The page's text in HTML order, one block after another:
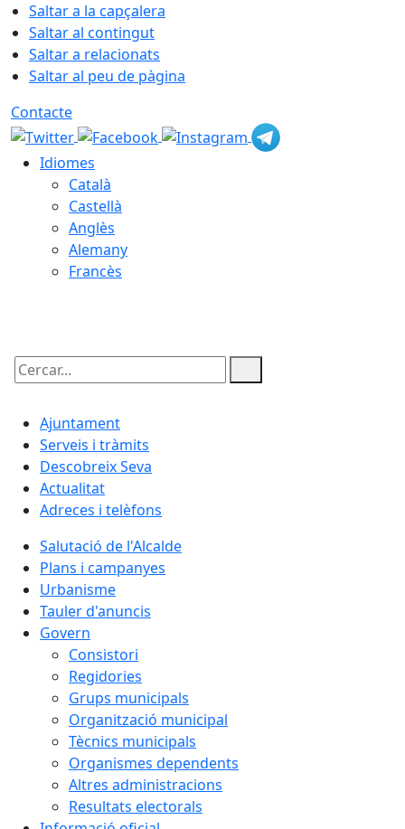
Saltar a la capçalera
Saltar al contingut
Saltar a relacionats
Saltar al peu de pàgina
Contacte
Idiomes
Català
Castellà
Anglès
Alemany
Francès
Cercar:
Ajuntament
Serveis i tràmits
Descobreix Seva
Actualitat
Adreces i telèfons
Salutació de l'Alcalde
Plans i campanyes
Urbanisme
Tauler d'anuncis
Govern
Consistori
Regidories
Grups municipals
Organització municipal
Tècnics municipals
Organismes dependents
Altres administracions
Resultats electorals